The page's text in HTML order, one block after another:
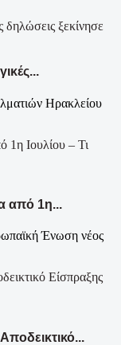
Ηρακλείου
από 1η...
Ένωση νέος